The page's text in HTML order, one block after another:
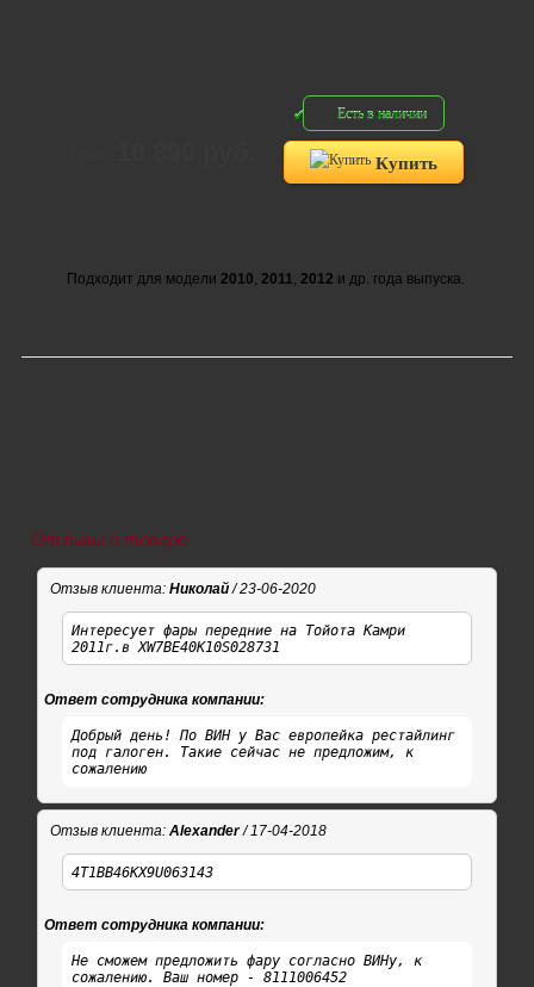
Есть в наличии
Купить
Подходит для модели 2010, 2011, 2012 и др. года выпуска.
Отзывы о товаре
Отзыв клиента: Николай/ 23-06-2020
Интересует фары передние на Тойота Камри
2011г.в XW7BE40K10S028731
Ответ сотрудника компании:
Добрый день! По ВИН у Вас европейка рестайлинг
под галоген. Такие сейчас не предложим, к
сожалению
Отзыв клиента: Alexander/ 17-04-2018
4T1BB46KX9U063143
Ответ сотрудника компании:
Не сможем предложить фару согласно ВИНу, к
сожалению. Ваш номер - 8111006452